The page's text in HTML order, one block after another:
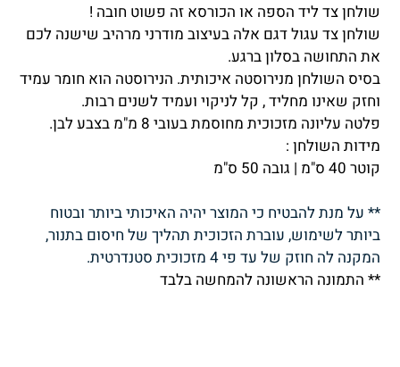
שולחן צד ליד הספה או הכורסא זה פשוט חובה !
שולחן צד עגול דגם אלה בעיצוב מודרני מרהיב שישנה לכם
את התחושה בסלון ברגע.
בסיס השולחן מנירוסטה איכותית. הנירוסטה הוא חומר עמיד
וחזק שאינו מחליד , קל לניקוי ועמיד לשנים רבות.
פלטה עליונה מזכוכית מחוסמת בעובי 8 מ"מ בצבע לבן.
מידות השולחן :
קוטר 40 ס"מ | גובה 50 ס"מ
** על מנת להבטיח כי המוצר יהיה האיכותי ביותר ובטוח
ביותר לשימוש, עוברת הזכוכית תהליך של חיסום בתנור,
המקנה לה חוזק של עד פי 4 מזכוכית סטנדרטית.
** התמונה הראשונה להמחשה בלבד